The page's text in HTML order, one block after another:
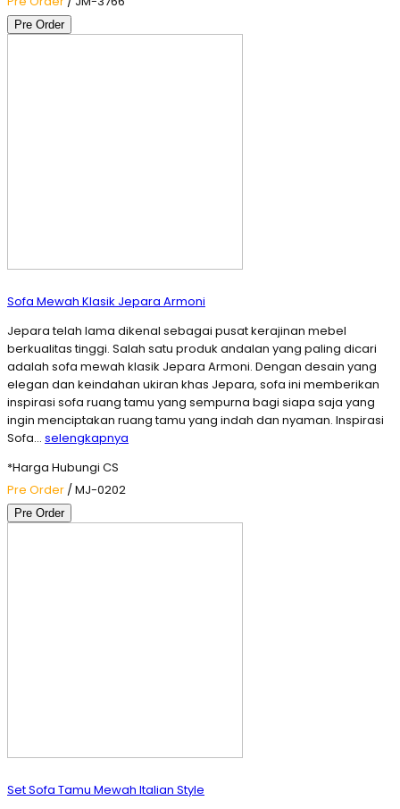
Pre Order
Sofa Mewah Klasik Jepara Armoni
Jepara telah lama dikenal sebagai pusat kerajinan mebel
berkualitas tinggi. Salah satu produk andalan yang paling dicari
adalah sofa mewah klasik Jepara Armoni. Dengan desain yang
elegan dan keindahan ukiran khas Jepara, sofa ini memberikan
inspirasi sofa ruang tamu yang sempurna bagi siapa saja yang
ingin menciptakan ruang tamu yang indah dan nyaman. Inspirasi
Sofa… selengkapnya
*Harga Hubungi CS
Pre Order / MJ-0202
Pre Order
Set Sofa Tamu Mewah Italian Style